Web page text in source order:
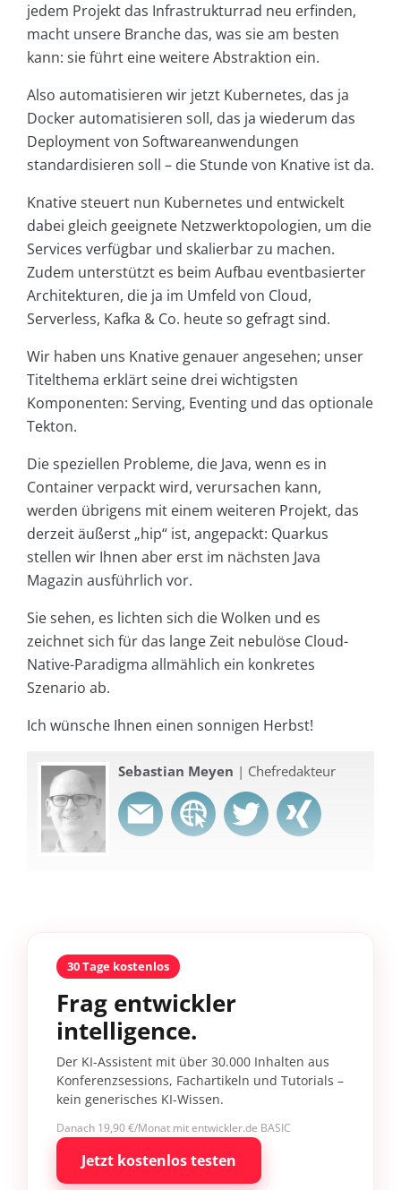
jedem Projekt das Infrastrukturrad neu erfinden,
macht unsere Branche das, was sie am besten
kann: sie führt eine weitere Abstraktion ein.
Also automatisieren wir jetzt Kubernetes, das ja
Docker automatisieren soll, das ja wiederum das
Deployment von Softwareanwendungen
standardisieren soll – die Stunde von Knative ist da.
Knative steuert nun Kubernetes und entwickelt
dabei gleich geeignete Netzwerktopologien, um die
Services verfügbar und skalierbar zu machen.
Zudem unterstützt es beim Aufbau eventbasierter
Architekturen, die ja im Umfeld von Cloud,
Serverless, Kafka & Co. heute so gefragt sind.
Wir haben uns Knative genauer angesehen; unser
Titelthema erklärt seine drei wichtigsten
Komponenten: Serving, Eventing und das optionale
Tekton.
Die speziellen Probleme, die Java, wenn es in
Container verpackt wird, verursachen kann,
werden übrigens mit einem weiteren Projekt, das
derzeit äußerst „hip“ ist, angepackt: Quarkus
stellen wir Ihnen aber erst im nächsten Java
Magazin ausführlich vor.
Sie sehen, es lichten sich die Wolken und es
zeichnet sich für das lange Zeit nebulöse Cloud-
Native-Paradigma allmählich ein konkretes
Szenario ab.
Ich wünsche Ihnen einen sonnigen Herbst!
Sebastian Meyen | Chefredakteur
30 Tage kostenlos
Frag entwickler
intelligence.
Der KI-Assistent mit über 30.000 Inhalten aus
Konferenzsessions, Fachartikeln und Tutorials –
kein generisches KI-Wissen.
Danach 19,90 €/Monat mit entwickler.de BASIC
Jetzt kostenlos testen